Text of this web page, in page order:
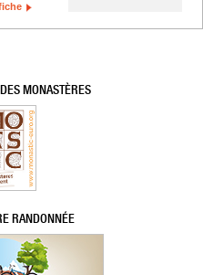
MONASTÈRES
RANDONNÉE